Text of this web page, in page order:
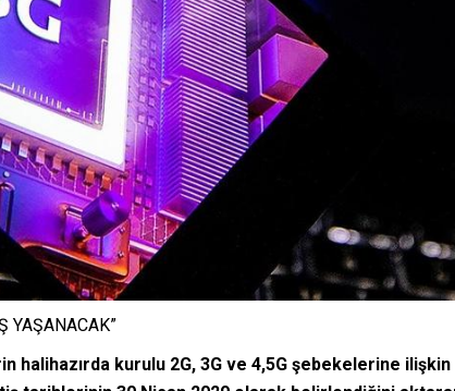
YAŞANACAK”
halihazırda kurulu 2G, 3G ve 4,5G şebekelerine